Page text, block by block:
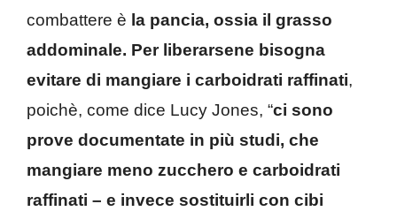
combattere è la pancia, ossia il grasso
addominale. Per liberarsene bisogna
evitare di mangiare i carboidrati raffinati,
poichè, come dice Lucy Jones, “ci sono
prove documentate in più studi, che
mangiare meno zucchero e carboidrati
raffinati – e invece sostituirli con cibi